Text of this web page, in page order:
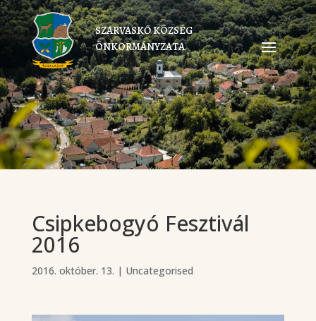
SZARVASKŐ KÖZSÉG
ÖNKORMÁNYZATA
Csipkebogyó Fesztivál
2016
2016. október. 13. | Uncategorised